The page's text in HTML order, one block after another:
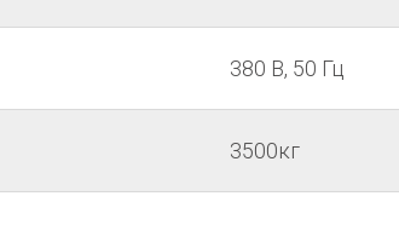
380 В, 50 Гц
3500кг